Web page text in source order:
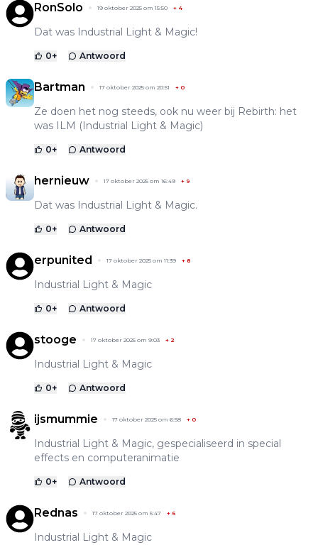
RonSolo 19 oktober 2025 om 15:50 + 4
Dat was Industrial Light & Magic!
0+ Antwoord
Bartman 17 oktober 2025 om 20:51 + 0
Ze doen het nog steeds, ook nu weer bij Rebirth: het
was ILM (Industrial Light & Magic)
0+ Antwoord
hernieuw 17 oktober 2025 om 16:49 + 9
Dat was Industrial Light & Magic.
0+ Antwoord
erpunited 17 oktober 2025 om 11:39 + 8
Industrial Light & Magic
0+ Antwoord
stooge 17 oktober 2025 om 9:03 + 2
Industrial Light & Magic
0+ Antwoord
ijsmummie 17 oktober 2025 om 6:58 + 0
Industrial Light & Magic, gespecialiseerd in special
effects en computeranimatie
0+ Antwoord
Rednas 17 oktober 2025 om 5:47 + 6
Industrial Light & Magic